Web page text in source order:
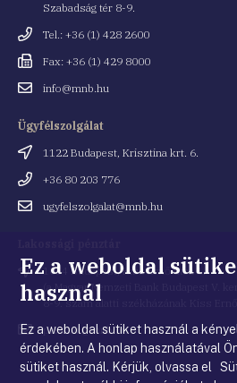
Szabadság tér 8-9.
Telefonszám
Tel.: +36 (1) 428 2600
Fax
Fax: +36 (1) 429 8000
Emailinfo@mnb.hu
Ügyfélszolgálat
Cím
1122 Budapest, Krisztina krt. 6.
Telefonszám
+36 80 203 776
Emailugyfelszolgalat@mnb.hu
Cím 1054 Budapest, Kiss Ernő utca 1.
(a Magyar Nemzeti Bank Budapest V.
8-9. szám alatti székházának Kiss Ernő
Email
cím
penztar@mnb.hu
Ez a weboldal
használ
Ez a weboldal sütiket használ a
érdekében. A honlap használatával
sütiket használ. Kérjük, olvassa el